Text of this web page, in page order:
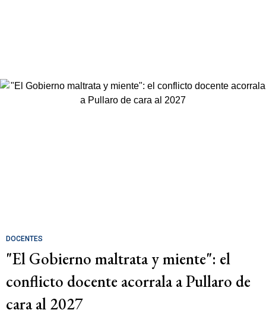
DOCENTES
"El Gobierno maltrata y miente": el
conflicto docente acorrala a Pullaro de
cara al 2027